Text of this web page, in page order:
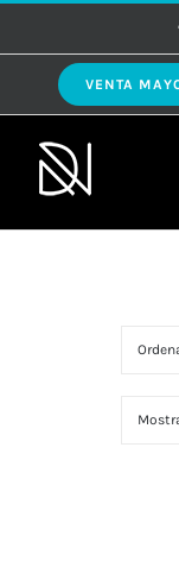
al
contenido
VENTA